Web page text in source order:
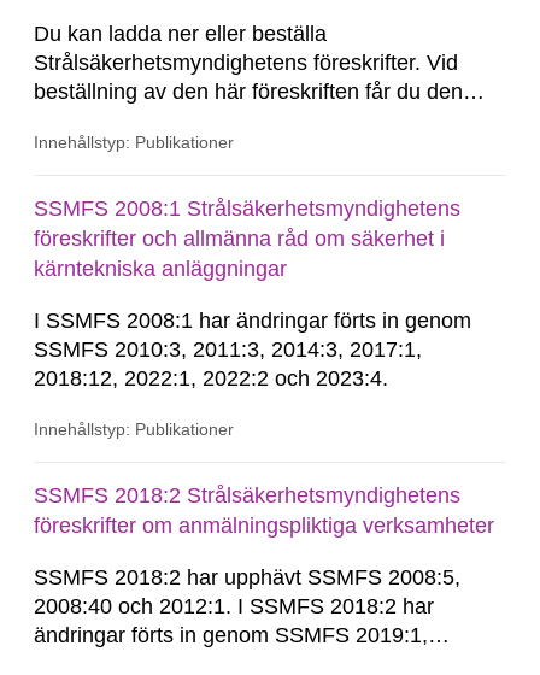
Du kan ladda ner eller beställa
Strålsäkerhetsmyndighetens föreskrifter. Vid
beställning av den här föreskriften får du den
Konsoliderad version är en version av
konsoliderad version visar föreskrifterna i deras
senast gällande...
Innehållstyp: Publikationer
SSMFS 2008:1 Strålsäkerhetsmyndighetens
föreskrifter och allmänna råd om säkerhet i
kärntekniska anläggningar
I SSMFS 2008:1 har ändringar förts in genom
SSMFS 2010:3, 2011:3, 2014:3, 2017:1,
2018:12, 2022:1, 2022:2 och 2023:4.
Innehållstyp: Publikationer
SSMFS 2018:2 Strålsäkerhetsmyndighetens
föreskrifter om anmälningspliktiga verksamheter
SSMFS 2018:2 har upphävt SSMFS 2008:5,
2008:40 och 2012:1. I SSMFS 2018:2 har
ändringar förts in genom SSMFS 2019:1,